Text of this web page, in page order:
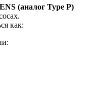
(аналог Type P)
как: